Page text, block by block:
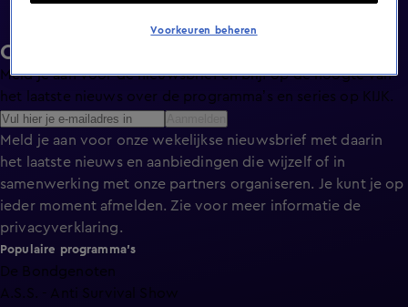
Ontvang de KIJK-nieuwsbrief
Meld je aan voor de nieuwsbrief en blijf op de hoogte van
het laatste nieuws over de programma’s en series op KIJK.
Meld je aan voor onze wekelijkse nieuwsbrief met daarin
het laatste nieuws en aanbiedingen die wijzelf of in
samenwerking met onze partners organiseren. Je kunt je op
ieder moment afmelden. Zie voor meer informatie de
privacyverklaring.
Populaire programma's
De Bondgenoten
A.S.S. - Anti Survival Show
Voorkeuren beheren